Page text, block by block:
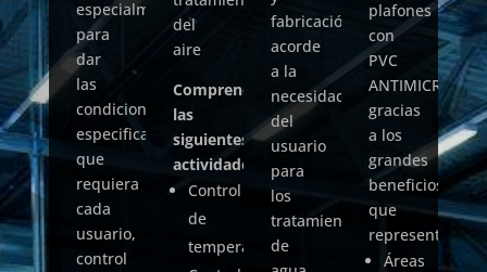
especialmente
para
dar
las
condiciones
especificas
que
requiera
cada
usuario,
control
del
aire
Comprende
las
siguientes
actividades:
Control
de
temperatura
fabricación
acorde
a la
necesidad
del
usuario
para
los
tratamientos
de
plafones
con
PVC
ANTIMICROBIAL
gracias
a los
grandes
beneficios
que
representa.
Áreas
de
las
a